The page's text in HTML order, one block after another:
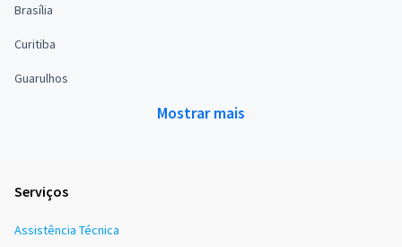
Brasília
Curitiba
Guarulhos
Mostrar mais
Serviços
Assistência Técnica